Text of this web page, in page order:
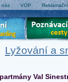
nás VOP
Lyžování a
Val